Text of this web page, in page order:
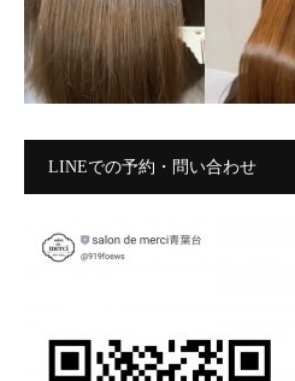
LINEでの予約・問い合わせ